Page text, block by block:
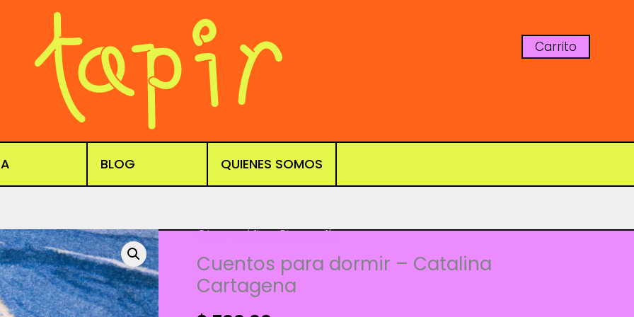
Carrito
BLOG QUIENES SOMOS
Obra gráfica,Risografía
Cuentos para dormir – Catalina
Cartagena